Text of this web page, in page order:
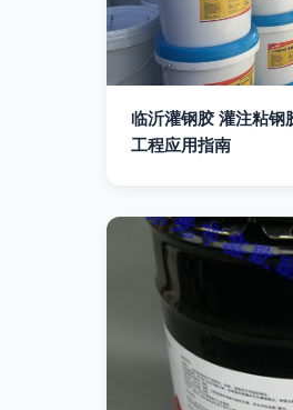
临沂灌钢胶 灌注粘钢
工程应用指南